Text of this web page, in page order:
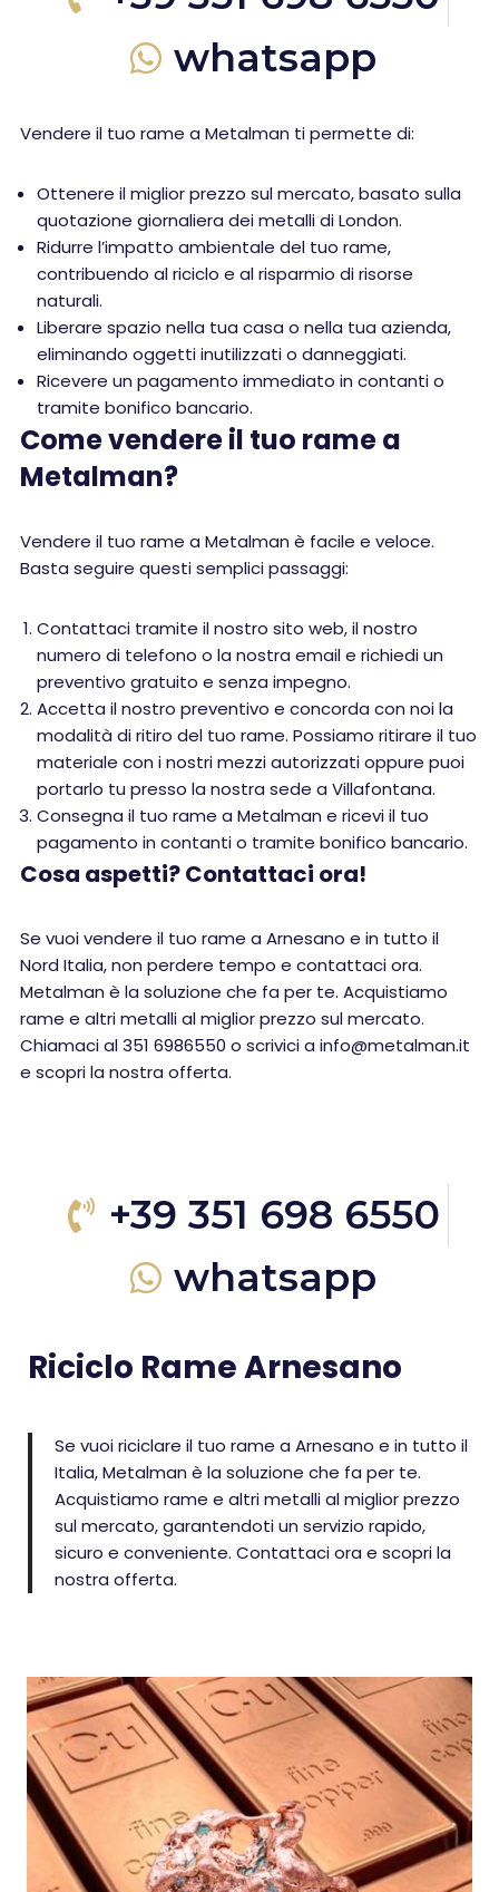
whatsapp
Vendere il tuo rame a Metalman ti permette di:
Ottenere il miglior prezzo sul mercato, basato sulla
quotazione giornaliera dei metalli di London.
Ridurre l’impatto ambientale del tuo rame,
contribuendo al riciclo e al risparmio di risorse
naturali.
Liberare spazio nella tua casa o nella tua azienda,
eliminando oggetti inutilizzati o danneggiati.
Ricevere un pagamento immediato in contanti o
tramite bonifico bancario.
Come vendere il tuo rame a
Metalman?
Vendere il tuo rame a Metalman è facile e veloce.
Basta seguire questi semplici passaggi:
Contattaci tramite il nostro sito web, il nostro
numero di telefono o la nostra email e richiedi un
preventivo gratuito e senza impegno.
Accetta il nostro preventivo e concorda con noi la
modalità di ritiro del tuo rame. Possiamo ritirare il tuo
materiale con i nostri mezzi autorizzati oppure puoi
portarlo tu presso la nostra sede a Villafontana.
Consegna il tuo rame a Metalman e ricevi il tuo
pagamento in contanti o tramite bonifico bancario.
Cosa aspetti? Contattaci ora!
Se vuoi vendere il tuo rame a Arnesano e in tutto il
Nord Italia, non perdere tempo e contattaci ora.
Metalman è la soluzione che fa per te. Acquistiamo
rame e altri metalli al miglior prezzo sul mercato.
Chiamaci al 351 6986550 o scrivici a info@metalman.it
e scopri la nostra offerta.
+39 351 698 6550
whatsapp
Riciclo Rame Arnesano
Se vuoi riciclare il tuo rame a Arnesano e in tutto il
Italia, Metalman è la soluzione che fa per te.
Acquistiamo rame e altri metalli al miglior prezzo
sul mercato, garantendoti un servizio rapido,
sicuro e conveniente. Contattaci ora e scopri la
nostra offerta.